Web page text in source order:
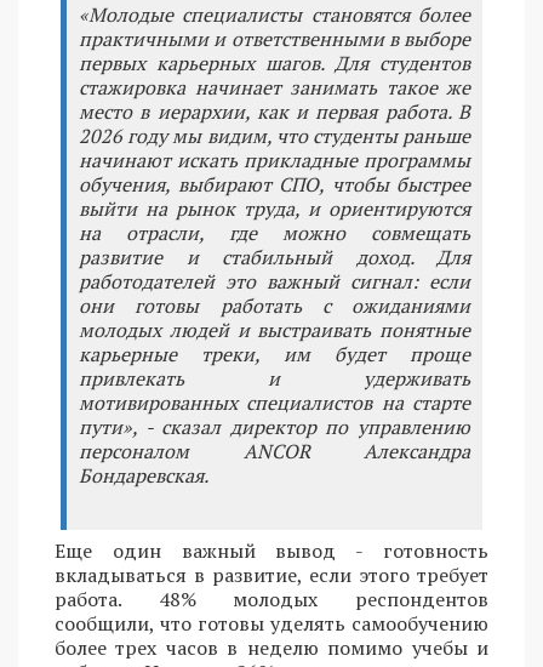
«Молодые специалисты становятся более
практичными и ответственными в выборе
первых карьерных шагов. Для студентов
стажировка начинает занимать такое же
место в иерархии, как и первая работа. В
2026 году мы видим, что студенты раньше
начинают искать прикладные программы
обучения, выбирают СПО, чтобы быстрее
выйти на рынок труда, и ориентируются
на отрасли, где можно совмещать
развитие и стабильный доход. Для
работодателей это важный сигнал: если
они готовы работать с ожиданиями
молодых людей и выстраивать понятные
карьерные треки, им будет проще
привлекать и удерживать
мотивированных специалистов на старте
пути», - сказал директор по управлению
персоналом ANCOR Александра
Бондаревская.
Еще один важный вывод - готовность
вкладываться в развитие, если этого требует
работа. 48% молодых респондентов
сообщили, что готовы уделять самообучению
более трех часов в неделю помимо учебы и